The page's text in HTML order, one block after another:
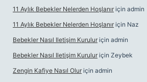
11 Aylık Bebekler Nelerden Hoşlanır için admin
11 Aylık Bebekler Nelerden Hoşlanır için Naz
Bebekler Nasıl Iletişim Kurulur için admin
Bebekler Nasıl Iletişim Kurulur için Zeybek
Zengin Kafiye Nasıl Olur için admin